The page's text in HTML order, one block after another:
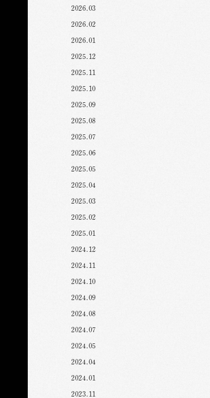
2026.03
2026.02
2026.01
2025.12
2025.11
2025.10
2025.09
2025.08
2025.07
2025.06
2025.05
2025.04
2025.03
2025.02
2025.01
2024.12
2024.11
2024.10
2024.09
2024.08
2024.07
2024.05
2024.04
2024.01
2023.11